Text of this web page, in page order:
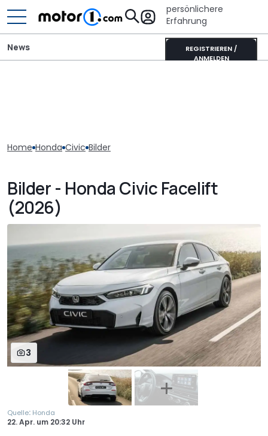
persönlichere
Erfahrung
REGISTRIEREN /
ANMELDEN
News
Home Honda Civic Bilder
Bilder - Honda Civic Facelift
(2026)
3
Quelle: Honda
22. Apr. um 20:32 Uhr